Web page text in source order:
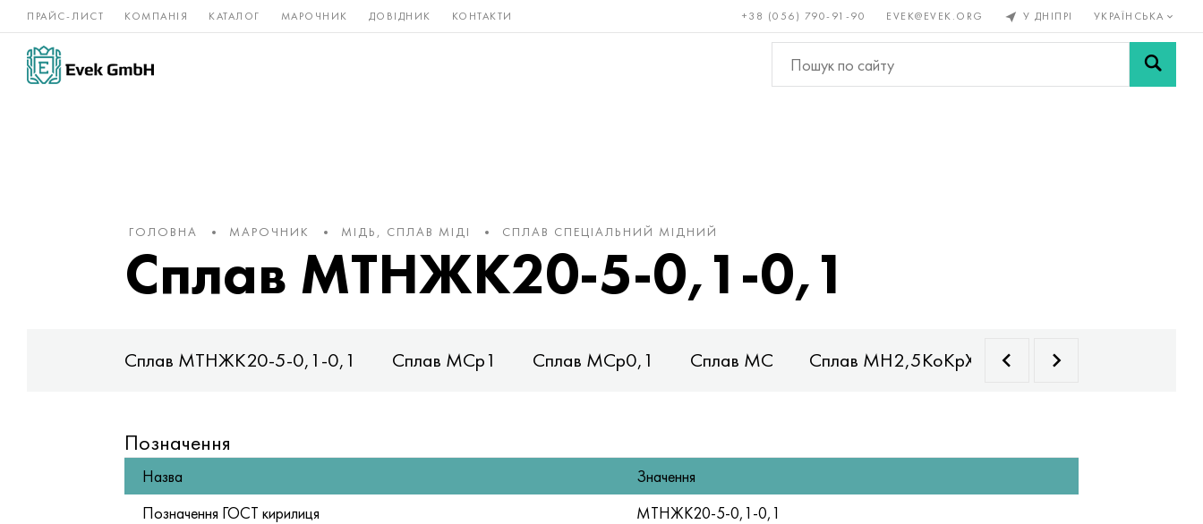
ПРАЙС-ЛИСТ КОМПАНІЯ КАТАЛОГ МАРОЧНИК ДОВІДНИК КОНТАКТИ +38 (056) 790-91-90 EVEK@EVEK.ORG У ДНІПРІ УКРАЇНСЬКА
Нікелеві
сплави
Рідкісні і Бронза, мідь, Кольорові
метали
Легована Сітки і
ГОЛОВНА МАРОЧНИК МІДЬ, СПЛАВ МІДІ СПЛАВ СПЕЦІАЛЬНИЙ МІДНИЙ
Сплав МТНЖК20-5-0,1-0,1
Сплав МТНЖК20-5-0,1-0,1 Сплав МСр1 Сплав МСр0,1 Сплав МС Сплав МН2,5КоКрХ Сплав МЛ0,2
Позначення
Назва
Значення
Позначення ГОСТ кирилиця
МТНЖК20-5-0,1-0,1